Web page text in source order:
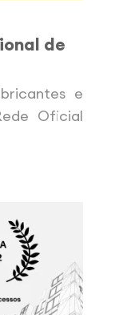
de
e
Oficial